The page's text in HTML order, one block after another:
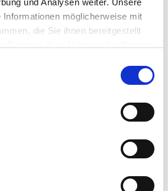
und Analysen weiter. Unsere
Informationen möglicherweise mit
die Sie ihnen bereitgestellt
5022 Contactless Smart
Card Reader